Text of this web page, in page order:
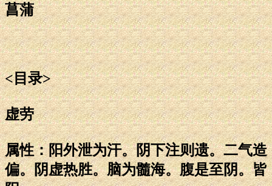
菖蒲
<目录>
虚劳
属性：阳外泄为汗。阴下注则遗。二气造
偏。阴虚热胜。脑为髓海。腹是至阴。皆